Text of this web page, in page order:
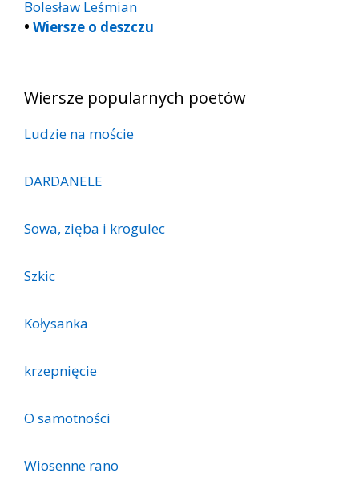
Bolesław Leśmian
• Wiersze o deszczu
Wiersze popularnych poetów
Ludzie na moście
DARDANELE
Sowa, zięba i krogulec
Szkic
Kołysanka
krzepnięcie
O samotności
Wiosenne rano